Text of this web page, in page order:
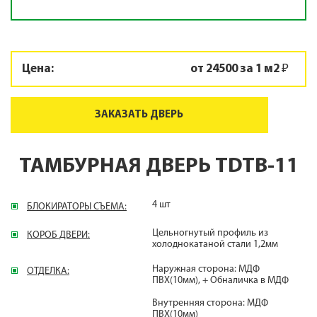
Цена: от 24500 за 1 м2 ₽
ЗАКАЗАТЬ ДВЕРЬ
ТАМБУРНАЯ ДВЕРЬ TDTB-11
БЛОКИРАТОРЫ СЪЕМА: 4 шт
КОРОБ ДВЕРИ:
Цельногнутый профиль из
холоднокатаной стали 1,2мм
ОТДЕЛКА:
Наружная сторона: МДФ
ПВХ(10мм), + Обналичка в МДФ
Внутренняя сторона: МДФ
ПВХ(10мм)